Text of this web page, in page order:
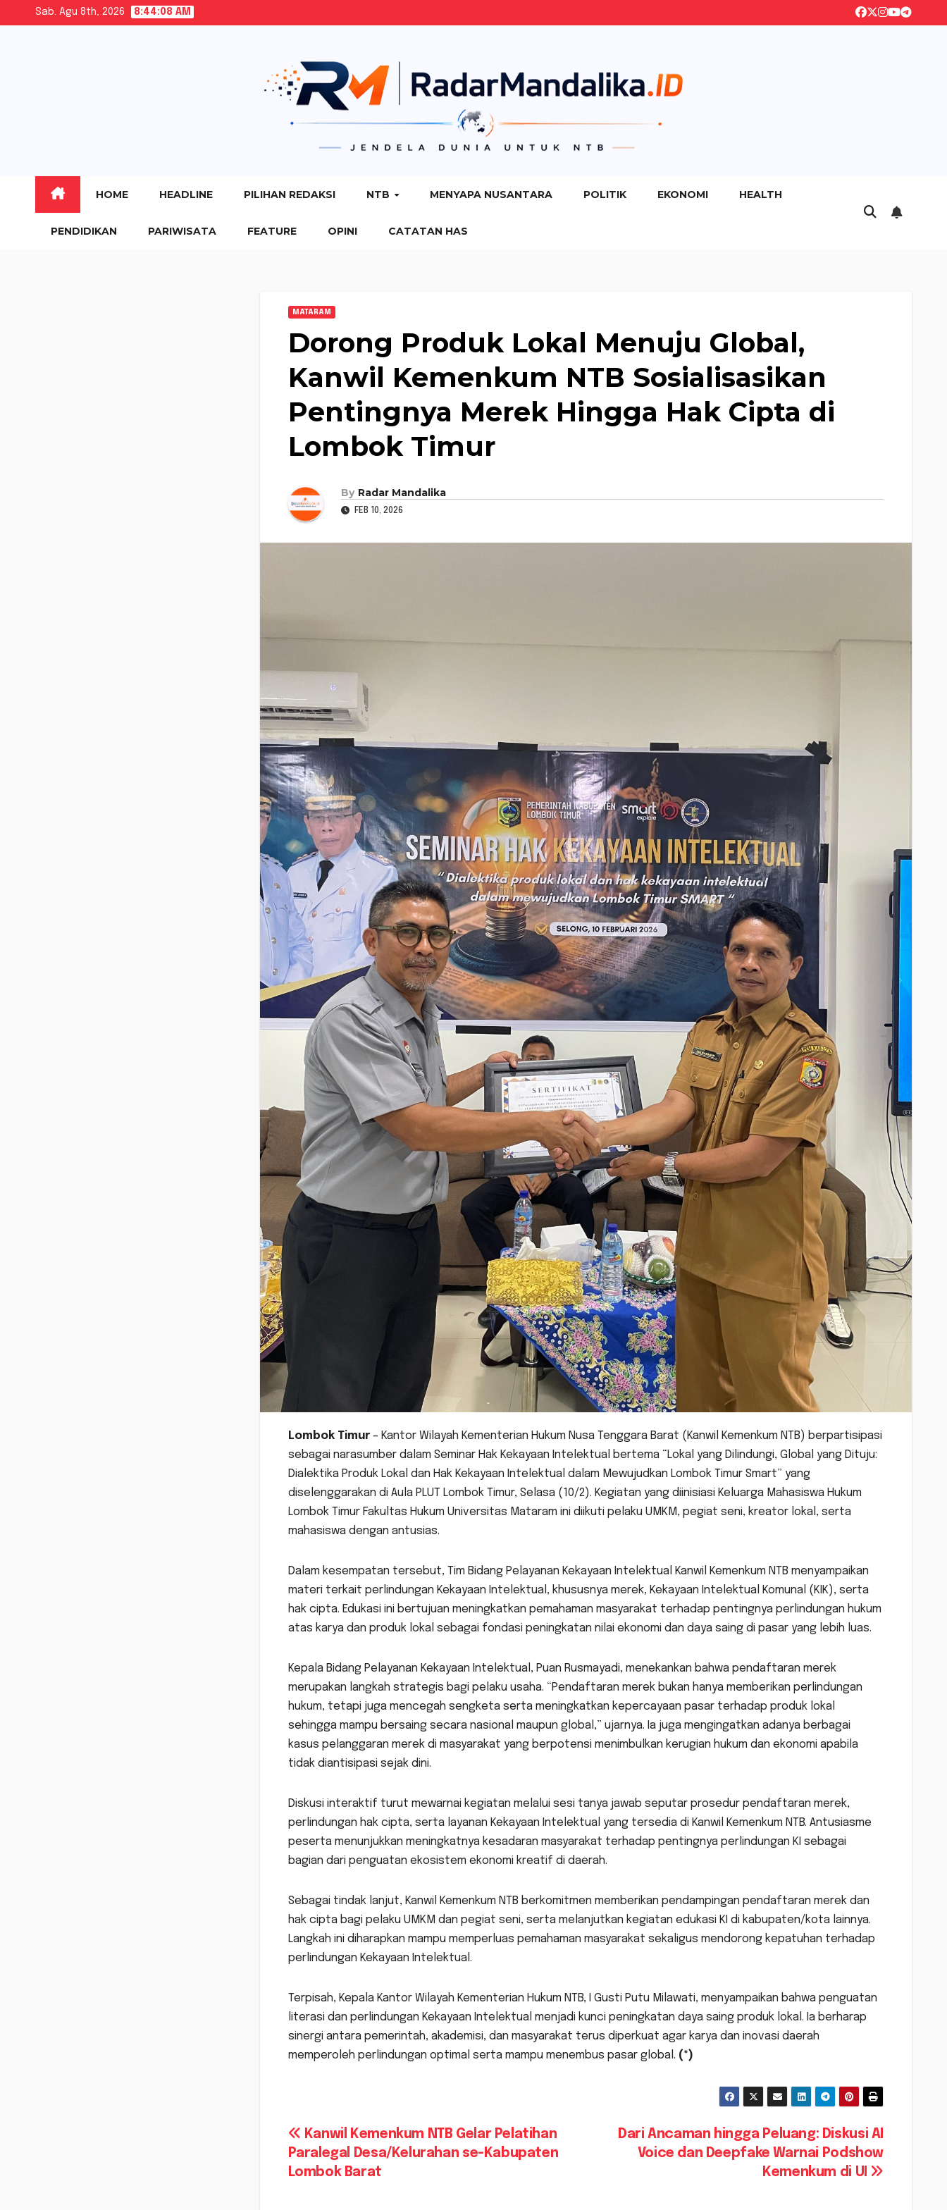
Sab. Agu 8th, 2026 8:44:09 AM
HOME HEADLINE PILIHAN REDAKSI NTB MENYAPA NUSANTARA POLITIK EKONOMI HEALTH
PENDIDIKAN PARIWISATA FEATURE OPINI CATATAN HAS
MATARAM
Dorong Produk Lokal Menuju Global,
Kanwil Kemenkum NTB Sosialisasikan
Pentingnya Merek Hingga Hak Cipta di
Lombok Timur
By Radar Mandalika
FEB 10, 2026
Lombok Timur– Kantor Wilayah Kementerian Hukum Nusa Tenggara Barat (Kanwil Kemenkum NTB) berpartisipasi
sebagai narasumber dalam Seminar Hak Kekayaan Intelektual bertema “Lokal yang Dilindungi, Global yang Dituju:
Dialektika Produk Lokal dan Hak Kekayaan Intelektual dalam Mewujudkan Lombok Timur Smart” yang
diselenggarakan di Aula PLUT Lombok Timur, Selasa (10/2). Kegiatan yang diinisiasi Keluarga Mahasiswa Hukum
Lombok Timur Fakultas Hukum Universitas Mataram ini diikuti pelaku UMKM, pegiat seni, kreator lokal, serta
mahasiswa dengan antusias.
Dalam kesempatan tersebut, Tim Bidang Pelayanan Kekayaan Intelektual Kanwil Kemenkum NTB menyampaikan
materi terkait perlindungan Kekayaan Intelektual, khususnya merek, Kekayaan Intelektual Komunal (KIK), serta
hak cipta. Edukasi ini bertujuan meningkatkan pemahaman masyarakat terhadap pentingnya perlindungan hukum
atas karya dan produk lokal sebagai fondasi peningkatan nilai ekonomi dan daya saing di pasar yang lebih luas.
Kepala Bidang Pelayanan Kekayaan Intelektual, Puan Rusmayadi, menekankan bahwa pendaftaran merek
merupakan langkah strategis bagi pelaku usaha. “Pendaftaran merek bukan hanya memberikan perlindungan
hukum, tetapi juga mencegah sengketa serta meningkatkan kepercayaan pasar terhadap produk lokal
sehingga mampu bersaing secara nasional maupun global,” ujarnya. Ia juga mengingatkan adanya berbagai
kasus pelanggaran merek di masyarakat yang berpotensi menimbulkan kerugian hukum dan ekonomi apabila
tidak diantisipasi sejak dini.
Diskusi interaktif turut mewarnai kegiatan melalui sesi tanya jawab seputar prosedur pendaftaran merek,
perlindungan hak cipta, serta layanan Kekayaan Intelektual yang tersedia di Kanwil Kemenkum NTB. Antusiasme
peserta menunjukkan meningkatnya kesadaran masyarakat terhadap pentingnya perlindungan KI sebagai
bagian dari penguatan ekosistem ekonomi kreatif di daerah.
Sebagai tindak lanjut, Kanwil Kemenkum NTB berkomitmen memberikan pendampingan pendaftaran merek dan
hak cipta bagi pelaku UMKM dan pegiat seni, serta melanjutkan kegiatan edukasi KI di kabupaten/kota lainnya.
Langkah ini diharapkan mampu memperluas pemahaman masyarakat sekaligus mendorong kepatuhan terhadap
perlindungan Kekayaan Intelektual.
Terpisah, Kepala Kantor Wilayah Kementerian Hukum NTB, I Gusti Putu Milawati, menyampaikan bahwa penguatan
literasi dan perlindungan Kekayaan Intelektual menjadi kunci peningkatan daya saing produk lokal. Ia berharap
sinergi antara pemerintah, akademisi, dan masyarakat terus diperkuat agar karya dan inovasi daerah
memperoleh perlindungan optimal serta mampu menembus pasar global. (*)
Navigasi
pos
Dari Ancaman hingga Peluang: Diskusi AI
Voice dan Deepfake Warnai Podshow
Kemenkum di UI
Kanwil Kemenkum NTB Gelar Pelatihan
Paralegal Desa/Kelurahan se-Kabupaten
Lombok Barat